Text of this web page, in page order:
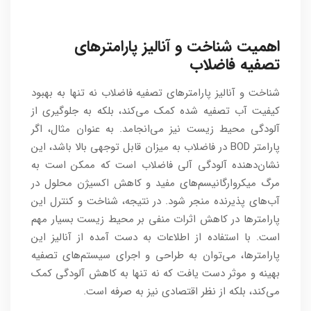
اهمیت شناخت و آنالیز پارامترهای
تصفیه فاضلاب
شناخت و آنالیز پارامترهای تصفیه فاضلاب نه تنها به بهبود
کیفیت آب تصفیه شده کمک می‌کند، بلکه به جلوگیری از
آلودگی محیط زیست نیز می‌انجامد. به عنوان مثال، اگر
پارامتر BOD در فاضلاب به میزان قابل توجهی بالا باشد، این
نشان‌دهنده آلودگی آلی فاضلاب است که ممکن است به
مرگ میکروارگانیسم‌های مفید و کاهش اکسیژن محلول در
آب‌های پذیرنده منجر شود. در نتیجه، شناخت و کنترل این
پارامترها در کاهش اثرات منفی بر محیط زیست بسیار مهم
است. با استفاده از اطلاعات به دست آمده از آنالیز این
پارامترها، می‌توان به طراحی و اجرای سیستم‌های تصفیه
بهینه و موثر دست یافت که نه تنها به کاهش آلودگی کمک
می‌کند، بلکه از نظر اقتصادی نیز به صرفه است.